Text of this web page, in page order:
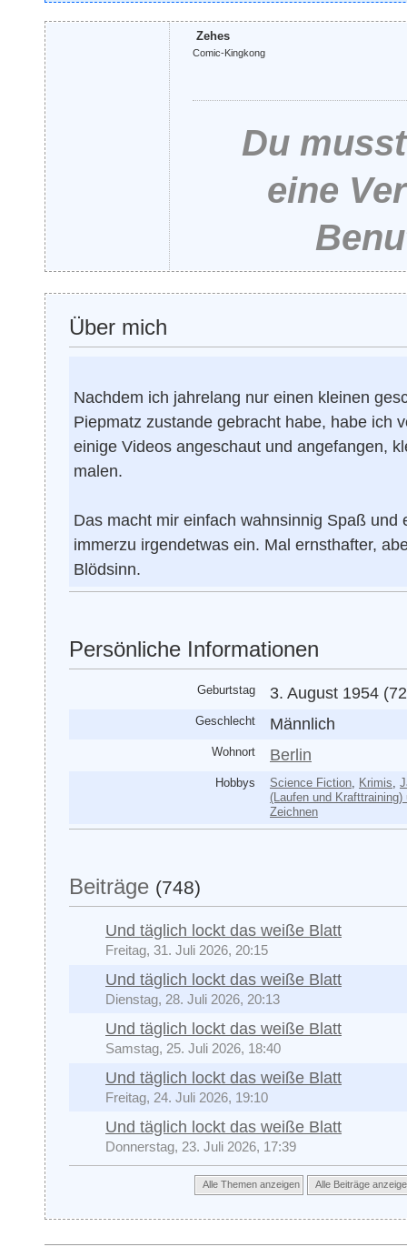
Zehes
Comic-Kingkong
Du
eine
Über mich
Nachdem ich jahrelang nur einen kleinen
Piepmatz zustande gebracht habe, habe ich
einige Videos angeschaut und angefangen,
malen.
Das macht mir einfach wahnsinnig Spaß und
immerzu irgendetwas ein. Mal ernsthafter,
Blödsinn.
Persönliche Informationen
Geburtstag 3. August 1954
Geschlecht Männlich
Wohnort Berlin
Hobbys Science Fiction, Krimis,
(Laufen und
Zeichnen
Beiträge (748)
Und täglich lockt das weiße Blatt
Freitag, 31. Juli 2026, 20:15
Und täglich lockt das weiße Blatt
Dienstag, 28. Juli 2026, 20:13
Und täglich lockt das weiße Blatt
Samstag, 25. Juli 2026, 18:40
Und täglich lockt das weiße Blatt
Freitag, 24. Juli 2026, 19:10
Und täglich lockt das weiße Blatt
Donnerstag, 23. Juli 2026, 17:39
Alle Beiträge
Alle Themen anzeigen